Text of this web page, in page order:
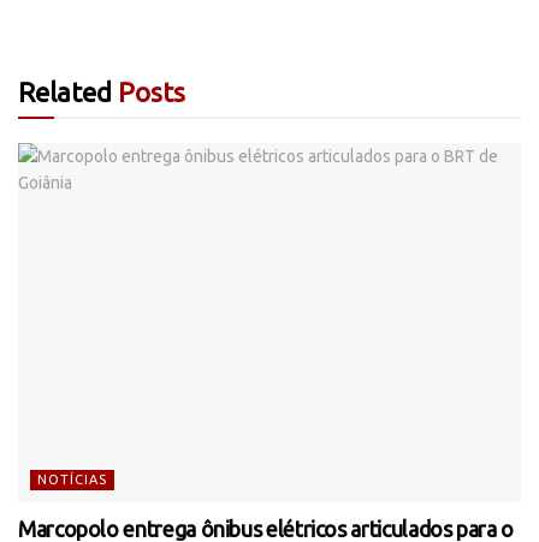
Related Posts
NOTÍCIAS
Marcopolo entrega ônibus elétricos articulados para o